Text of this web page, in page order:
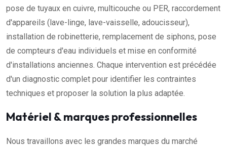
pose de tuyaux en cuivre, multicouche ou PER, raccordement
d'appareils (lave-linge, lave-vaisselle, adoucisseur),
installation de robinetterie, remplacement de siphons, pose
de compteurs d'eau individuels et mise en conformité
d'installations anciennes. Chaque intervention est précédée
d'un diagnostic complet pour identifier les contraintes
techniques et proposer la solution la plus adaptée.
Matériel & marques professionnelles
Nous travaillons avec les grandes marques du marché